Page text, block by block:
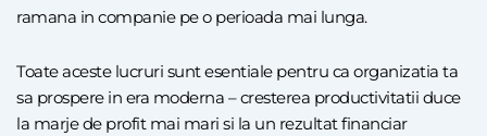
ramana in companie pe o perioada mai lunga.
Toate aceste lucruri sunt esentiale pentru ca organizatia ta
sa prospere in era moderna – cresterea productivitatii duce
la marje de profit mai mari si la un rezultat financiar